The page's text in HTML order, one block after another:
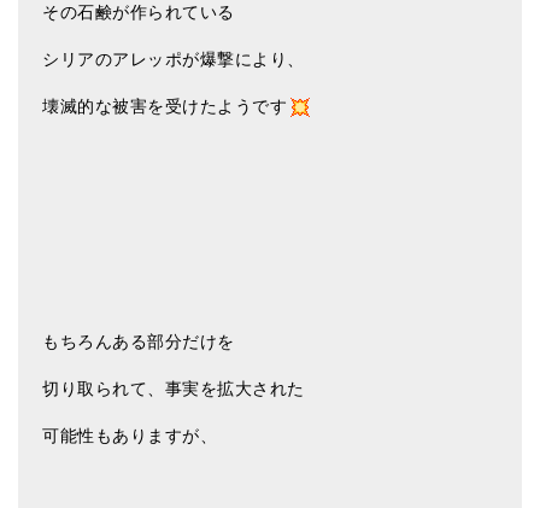
その石鹸が作られている
シリアのアレッポが爆撃により、
壊滅的な被害を受けたようです
もちろんある部分だけを
切り取られて、事実を拡大された
可能性もありますが、